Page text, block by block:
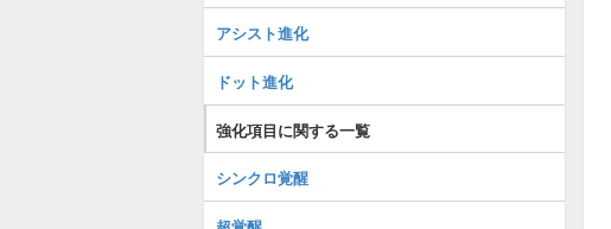
アシスト進化
ドット進化
強化項目に関する一覧
シンクロ覚醒